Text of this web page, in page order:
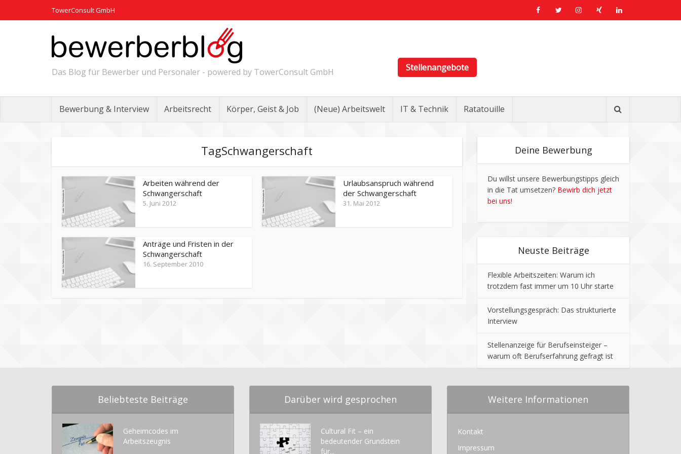
TowerConsult GmbH
Das Blog für Bewerber und Personaler - powered by TowerConsult GmbH
Bewerbung & Interview Arbeitsrecht Körper, Geist & Job (Neue) Arbeitswelt IT & Technik Ratatouille
Stellenangebote
TagSchwangerschaft
Arbeiten während der
Schwangerschaft
5. Juni 2012
Urlaubsanspruch während
der Schwangerschaft
31. Mai 2012
Anträge und Fristen in der
Schwangerschaft
16. September 2010
Deine Bewerbung
Du willst unsere Bewerbungstipps gleich
in die Tat umsetzen? Bewirb dich jetzt
bei uns!
Neuste Beiträge
Flexible Arbeitszeiten: Warum ich
trotzdem fast immer um 10 Uhr starte
Vorstellungsgespräch: Das strukturierte
Interview
Stellenanzeige für Berufseinsteiger –
warum oft Berufserfahrung gefragt ist
Beliebteste Beiträge
Geheimcodes im
Arbeitszeugnis
Darüber wird gesprochen
Cultural Fit – ein
bedeutender Grundstein
für...
Weitere Informationen
Kontakt
Impressum